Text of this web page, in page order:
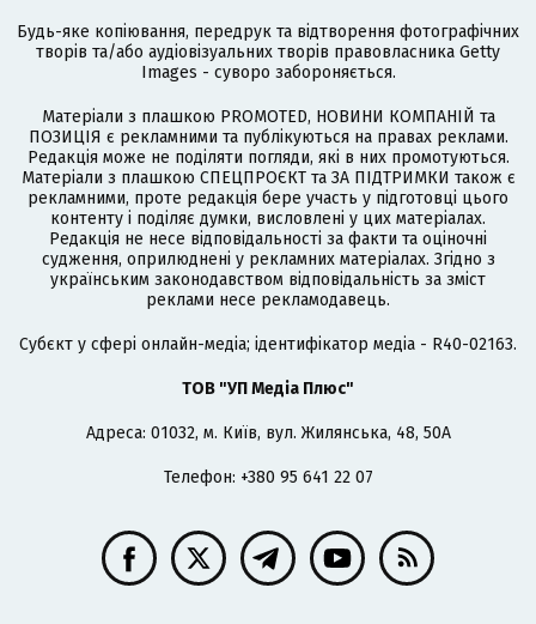
Будь-яке копіювання, передрук та відтворення фотографічних
творів та/або аудіовізуальних творів правовласника Getty
Images - суворо забороняється.
Матеріали з плашкою PROMOTED, НОВИНИ КОМПАНІЙ та
ПОЗИЦІЯ є рекламними та публікуються на правах реклами.
Редакція може не поділяти погляди, які в них промотуються.
Матеріали з плашкою СПЕЦПРОЄКТ та ЗА ПІДТРИМКИ також є
рекламними, проте редакція бере участь у підготовці цього
контенту і поділяє думки, висловлені у цих матеріалах.
Редакція не несе відповідальності за факти та оціночні
судження, оприлюднені у рекламних матеріалах. Згідно з
українським законодавством відповідальність за зміст
реклами несе рекламодавець.
Cубєкт у сфері онлайн-медіа; ідентифікатор медіа - R40-02163.
ТОВ "УП Медіа Плюс"
Адреса: 01032, м. Київ, вул. Жилянська, 48, 50А
Телефон: +380 95 641 22 07